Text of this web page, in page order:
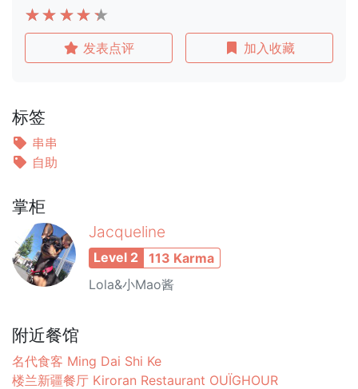
发表点评 加入收藏
标签
串串
自助
掌柜
Jacqueline
Level 2
113 Karma
Lola&小Mao酱
附近餐馆
名代食客 Ming Dai Shi Ke
楼兰新疆餐厅 Kiroran Restaurant OUÏGHOUR